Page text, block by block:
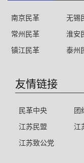
南京民革 无锡
常州民革
淮安
镇江民革
泰州
友情链接
民革中央 团
江苏民盟
江
江苏致公党